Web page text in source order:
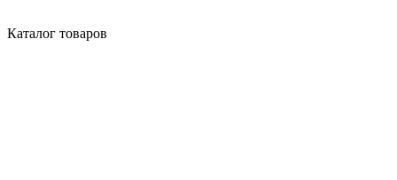
Каталог товаров